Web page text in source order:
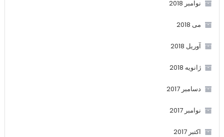
نوامبر 2018
می 2018
آوریل 2018
ژانویه 2018
دسامبر 2017
نوامبر 2017
اکتبر 2017